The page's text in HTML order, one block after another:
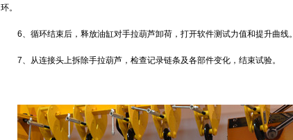
环。
6、循环结束后，释放油缸对手拉葫芦卸荷，打开软件测试力值和提升曲线。
7、从连接头上拆除手拉葫芦，检查记录链条及各部件变化，结束试验。